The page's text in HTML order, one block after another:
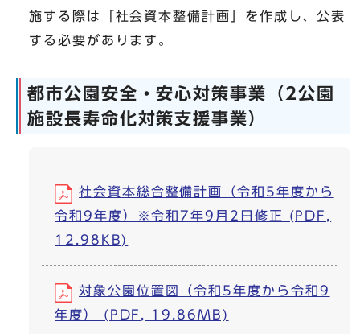
施する際は「社会資本整備計画」を作成し、公表
する必要があります。
都市公園安全・安心対策事業（2公園
施設長寿命化対策支援事業）
社会資本総合整備計画（令和5年度から
令和9年度）※令和7年9月2日修正 (PDF,
12.98KB)
対象公園位置図（令和5年度から令和9
年度） (PDF, 19.86MB)